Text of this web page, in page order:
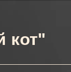
кот"